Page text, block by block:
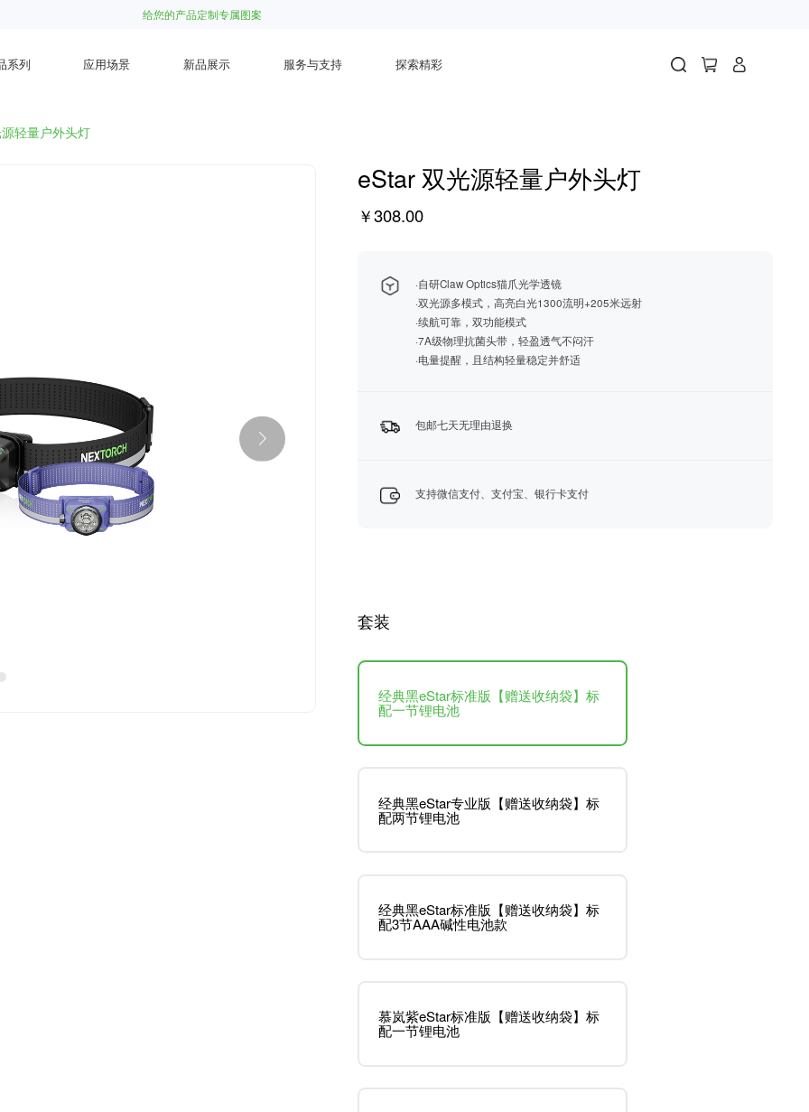
给您的产品定制专属图案
系列 应用场景 新品展示 服务与支持 探索精彩
轻量户外头灯
eStar 双光源轻量户外头灯
￥308.00
·自研Claw Optics猫爪光学透镜
·双光源多模式，高亮白光1300流明+205米远射
·续航可靠，双功能模式
·7A级物理抗菌头带，轻盈透气不闷汗
·电量提醒，且结构轻量稳定并舒适
包邮七天无理由退换
支持微信支付、支付宝、银行卡支付
套装
经典黑eStar标准版【赠送收纳袋】标
配一节锂电池
经典黑eStar专业版【赠送收纳袋】标
配两节锂电池
经典黑eStar标准版【赠送收纳袋】标
配3节AAA碱性电池款
慕岚紫eStar标准版【赠送收纳袋】标
配一节锂电池